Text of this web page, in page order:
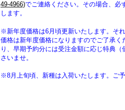
49-4966)でご連絡ください。その場合、必
します。
※新年度価格は6月頃更新いたします。そ
価格は新年度価格になりますのでご了承
り、早期予約分には受注金額に応じ特典
さいませ。
※8月上旬頃、新種は入荷いたします。ご